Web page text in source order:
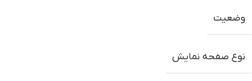
وضعیت
نوع صفحه نمایش